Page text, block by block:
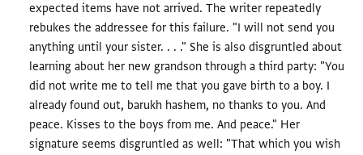
expected items have not arrived. The writer repeatedly
rebukes the addressee for this failure. "I will not send you
anything until your sister. . . ." She is also disgruntled about
learning about her new grandson through a third party: "You
did not write me to tell me that you gave birth to a boy. I
already found out, barukh hashem, no thanks to you. And
peace. Kisses to the boys from me. And peace." Her
signature seems disgruntled as well: "That which you wish